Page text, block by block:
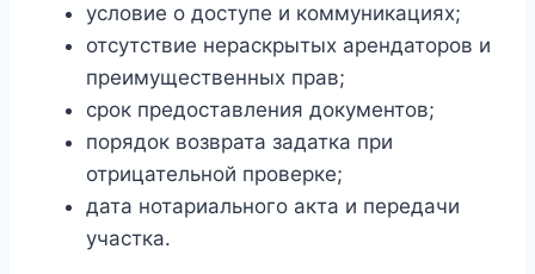
условие о доступе и коммуникациях;
отсутствие нераскрытых арендаторов и
преимущественных прав;
срок предоставления документов;
порядок возврата задатка при
отрицательной проверке;
дата нотариального акта и передачи
участка.